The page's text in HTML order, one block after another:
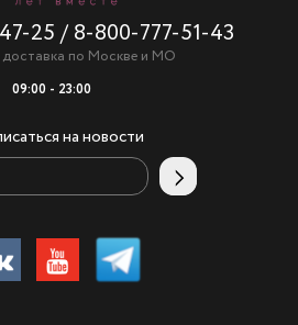
25 / 8-800-777-51-43
доставка по Москве и МО
09:00 - 23:00
на новости